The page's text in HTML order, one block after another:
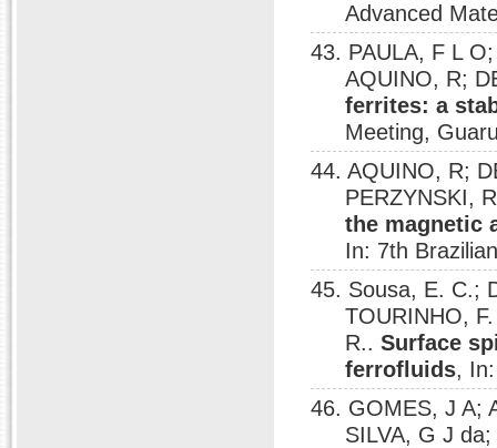
Advanced
43. PAULA, F L
AQUINO, R;
ferrites: a
Meeting,
44. AQUINO, R;
PERZYNSKI,
the magnetic
In: 7th
45. Sousa, E. C.;
TOURINHO,
R..Surface
ferrofluids,
46. GOMES, J A;
SILVA, G J